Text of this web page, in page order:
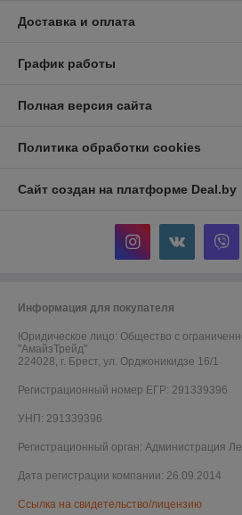
Доставка и оплата
График работы
Полная версия сайта
Политика обработки cookies
Сайт создан на платформе Deal.by
Информация для покупателя
Юридическое лицо: Общество с
"АмайзТрейд"
224028, г. Брест, ул. Орджоникидзе 16/1
Регистрационный номер ЕГР: 291339396
УНП: 291339396
Регистрационный орган: Администрация
Дата регистрации компании: 26.09.2014
Ссылка на свидетельство/лицензию